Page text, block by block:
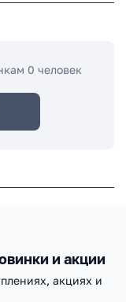
0 человек
и акции
акциях и